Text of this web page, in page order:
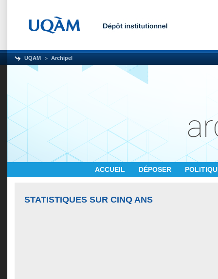
UQAM Archipel
ACCUEIL DÉPOSER
STATISTIQUES SUR CINQ ANS